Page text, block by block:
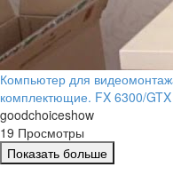
Компьютер для
комплектющие. FX 6300/
goodchoiceshow
19 Просмотры
Показать больше